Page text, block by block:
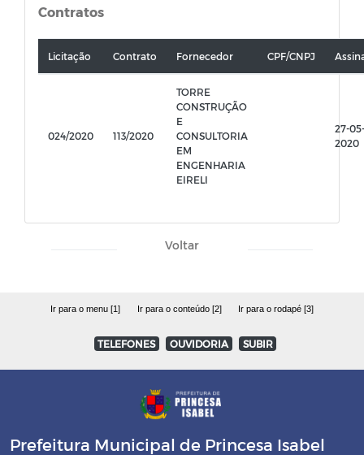
Contratos
Licitação Contrato Fornecedor CPF/CNPJ
024/2020 113/2020
TORRE
CONSTRUÇÃO
E
CONSULTORIA
EM
ENGENHARIA
EIRELI
27-05-
2020
Voltar
Ir para o menu [1] Ir para o conteúdo [2] Ir para o rodapé [3]
TELEFONES OUVIDORIA SUBIR
Prefeitura Municipal de Princesa Isabel